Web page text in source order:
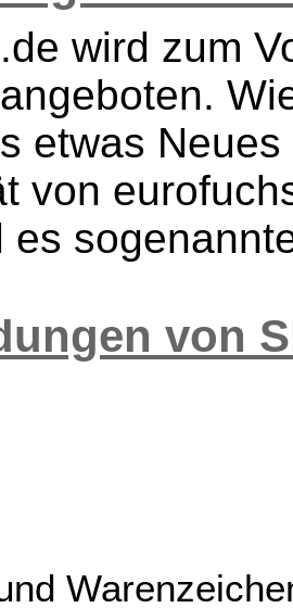
wird zum
etwas
von
es
von